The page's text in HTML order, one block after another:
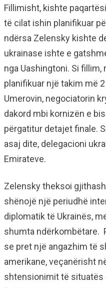
Fillimisht, kishte
të cilat ishin planifikuar
ndërsa Zelensky kishte
ukrainase ishte e
nga Uashingtoni. Si fillim,
planifikuar një takim më
Umerovin, negociatorin
dakord mbi kornizën e
përgatitur detajet finale.
asaj dite, delegacioni
Emirateve.
Zelensky theksoi
shënojë një periudhë
diplomatik të Ukrainës,
shumta ndërkombëtare.
se pret një angazhim të
amerikane, veçanërisht
shtensionimit të situatës